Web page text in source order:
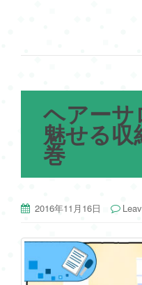
ヘアー
魅せる
巻
2016年11月16日